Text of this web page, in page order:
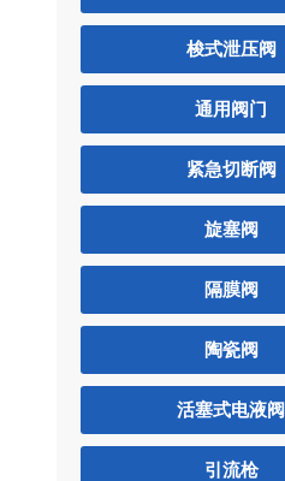
梭式泄压阀
通用阀门
紧急切断阀
旋塞阀
隔膜阀
陶瓷阀
活塞式电液阀
引流枪